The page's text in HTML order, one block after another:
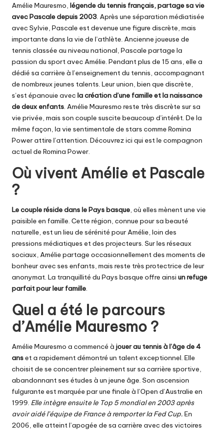
Amélie Mauresmo, légende du tennis français, partage sa vie
avec Pascale depuis 2003. Après une séparation médiatisée
avec Sylvie, Pascale est devenue une figure discrète, mais
importante dans la vie de l’athlète. Ancienne joueuse de
tennis classée au niveau national, Pascale partage la
passion du sport avec Amélie. Pendant plus de 15 ans, elle a
dédié sa carrière à l’enseignement du tennis, accompagnant
de nombreux jeunes talents. Leur union, bien que discrète,
s’est épanouie avecla création d’une famille et la naissance
de deux enfants. Amélie Mauresmo reste très discrète sur sa
vie privée, mais son couple suscite beaucoup d’intérêt. De la
même façon, la vie sentimentale de stars comme Romina
Power attire l’attention. Découvrez ici qui est le compagnon
actuel de Romina Power.
Où vivent Amélie et Pascale
?
Le couple réside dans le Pays basque, où elles mènent une vie
paisible en famille. Cette région, connue pour sa beauté
naturelle, est un lieu de sérénité pour Amélie, loin des
pressions médiatiques et des projecteurs. Sur les réseaux
sociaux, Amélie partage occasionnellement des moments de
bonheur avec ses enfants, mais reste très protectrice de leur
anonymat. La tranquillité du Pays basque offre ainsi un refuge
parfait pour leur famille.
Quel a été le parcours
d’Amélie Mauresmo ?
Amélie Mauresmo a commencé à jouer au tennis à l’âge de 4
anset a rapidement démontré un talent exceptionnel. Elle
choisit de se concentrer pleinement sur sa carrière sportive,
abandonnant ses études à un jeune âge. Son ascension
fulgurante est marquée par une finale à l’Open d’Australie en
1999. Elle intègre ensuite le Top 5 mondial en 2003 après
avoir aidé l’équipe de France à remporter la Fed Cup. En
2006, elle atteint l’apogée de sa carrière avec des victoires